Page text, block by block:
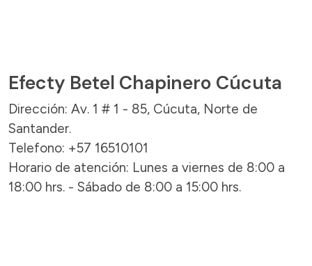
Efecty Betel Chapinero Cúcuta
Dirección: Av. 1 # 1 - 85, Cúcuta, Norte de
Santander.
Telefono: +57 16510101
Horario de atención: Lunes a viernes de 8:00 a
18:00 hrs. - Sábado de 8:00 a 15:00 hrs.